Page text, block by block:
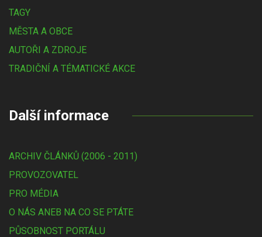
TAGY
MĚSTA A OBCE
AUTOŘI A ZDROJE
TRADIČNÍ A TÉMATICKÉ AKCE
Další informace
ARCHIV ČLÁNKŮ (2006 - 2011)
PROVOZOVATEL
PRO MÉDIA
O NÁS ANEB NA CO SE PTÁTE
PŮSOBNOST PORTÁLU